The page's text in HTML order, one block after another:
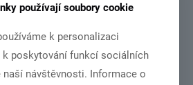
DSC01001
používají soubory cookie
k personalizaci
k poskytování funkcí sociálních
naší návštěvnosti. Informace o